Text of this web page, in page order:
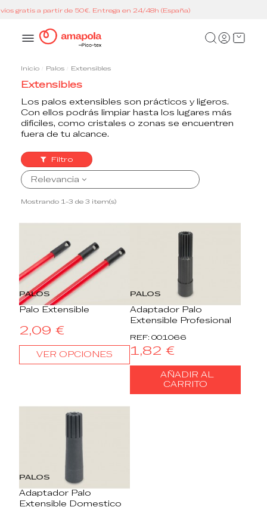
24/48h (España)
Inicio Palos Extensibles
Extensibles
Los palos extensibles son prácticos y ligeros.
Con ellos podrás limpiar hasta los lugares más
difíciles, como cristales o zonas se encuentren
fuera de tu alcance.
Filtro
Mostrando 1-3 de 3 item(s)
Relevancia
PALOS
Palo Extensible
2,09 €
VER OPCIONES
PALOS
Adaptador Palo
Extensible Profesional
REF: 001066
1,82 €
AÑADIR AL
CARRITO
PALOS
Adaptador Palo
Extensible Domestico